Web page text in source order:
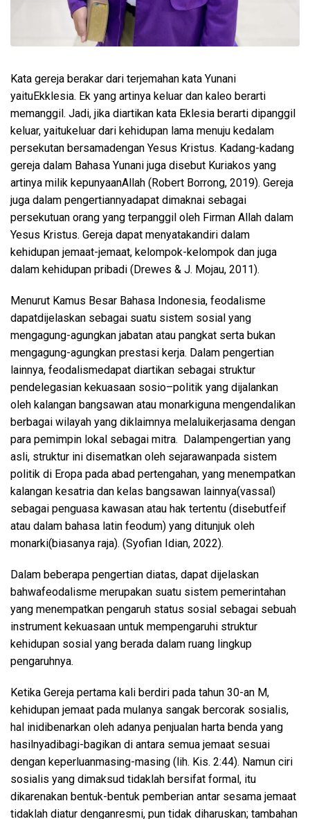
Kata gereja berakar dari terjemahan kata Yunani
yaituEkklesia. Ek yang artinya keluar dan kaleo berarti
memanggil. Jadi, jika diartikan kata Eklesia berarti dipanggil
keluar, yaitukeluar dari kehidupan lama menuju kedalam
persekutan bersamadengan Yesus Kristus. Kadang-kadang
gereja dalam Bahasa Yunani juga disebut Kuriakos yang
artinya milik kepunyaanAllah (Robert Borrong, 2019). Gereja
juga dalam pengertiannyadapat dimaknai sebagai
persekutuan orang yang terpanggil oleh Firman Allah dalam
Yesus Kristus. Gereja dapat menyatakandiri dalam
kehidupan jemaat-jemaat, kelompok-kelompok dan juga
dalam kehidupan pribadi (Drewes & J. Mojau, 2011).
Menurut Kamus Besar Bahasa Indonesia, feodalisme
dapatdijelaskan sebagai suatu sistem sosial yang
mengagung-agungkan jabatan atau pangkat serta bukan
mengagung-agungkan prestasi kerja. Dalam pengertian
lainnya, feodalismedapat diartikan sebagai struktur
pendelegasian kekuasaan sosio–politik yang dijalankan
oleh kalangan bangsawan atau monarkiguna mengendalikan
berbagai wilayah yang diklaimnya melaluikerjasama dengan
para pemimpin lokal sebagai mitra. Dalampengertian yang
asli, struktur ini disematkan oleh sejarawanpada sistem
politik di Eropa pada abad pertengahan, yang menempatkan
kalangan kesatria dan kelas bangsawan lainnya(vassal)
sebagai penguasa kawasan atau hak tertentu (disebutfeif
atau dalam bahasa latin feodum) yang ditunjuk oleh
monarki(biasanya raja). (Syofian Idian, 2022).
Dalam beberapa pengertian diatas, dapat dijelaskan
bahwafeodalisme merupakan suatu sistem pemerintahan
yang menempatkan pengaruh status sosial sebagai sebuah
instrument kekuasaan untuk mempengaruhi struktur
kehidupan sosial yang berada dalam ruang lingkup
pengaruhnya.
Ketika Gereja pertama kali berdiri pada tahun 30-an M,
kehidupan jemaat pada mulanya sangak bercorak sosialis,
hal inidibenarkan oleh adanya penjualan harta benda yang
hasilnyadibagi-bagikan di antara semua jemaat sesuai
dengan keperluanmasing-masing (lih. Kis. 2:44). Namun ciri
sosialis yang dimaksud tidaklah bersifat formal, itu
dikarenakan bentuk-bentuk pemberian antar sesama jemaat
tidaklah diatur denganresmi, pun tidak diharuskan; tambahan